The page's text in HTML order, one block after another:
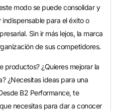
modo se puede consolidar y
indispensable para el éxito o
Sin ir más lejos, la marca
de sus competidores.
productos? ¿Quieres mejorar la
¿Necesitas ideas para una
B2 Performance, te
necesitas para dar a conocer